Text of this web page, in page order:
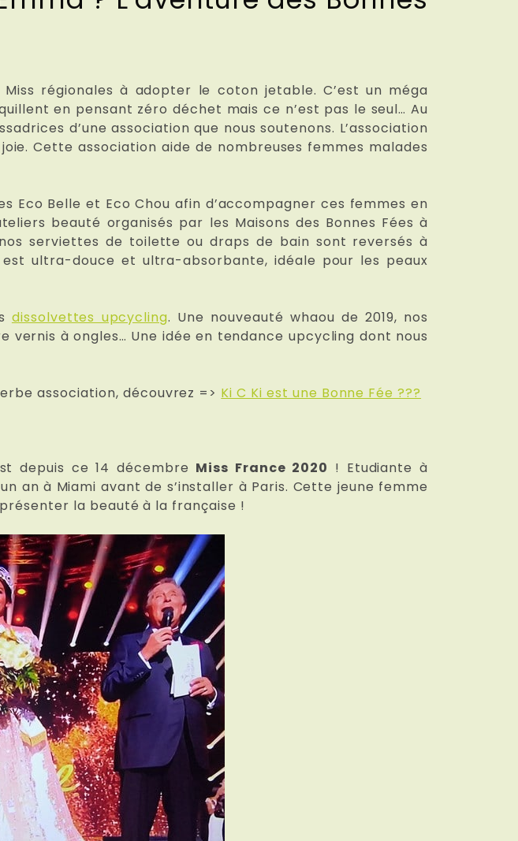
régionales à adopter le coton jetable. C’est un méga
en pensant zéro déchet mais ce n’est pas le seul… Au
d’une association que nous soutenons. L’association
Cette association aide de nombreuses femmes malades
Eco Belle et Eco Chou afin d’accompagner ces femmes en
beauté organisés par les Maisons des Bonnes Fées à
serviettes de toilette ou draps de bain sont reversés à
ultra-douce et ultra-absorbante, idéale pour les peaux
dissolvettes upcycling. Une nouveauté whaou de 2019, nos
à ongles… Une idée en tendance upcycling dont nous
association, découvrez => Ki C Ki est une Bonne Fée ???
depuis ce 14 décembre Miss France 2020 ! Etudiante à
an à Miami avant de s’installer à Paris. Cette jeune femme
la beauté à la française !